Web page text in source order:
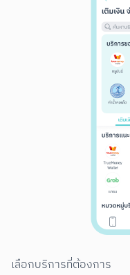
เลือกบริการที่ต้องการ